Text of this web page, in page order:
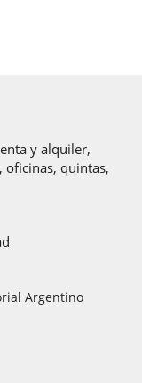
y alquiler,
oficinas, quintas,
Argentino